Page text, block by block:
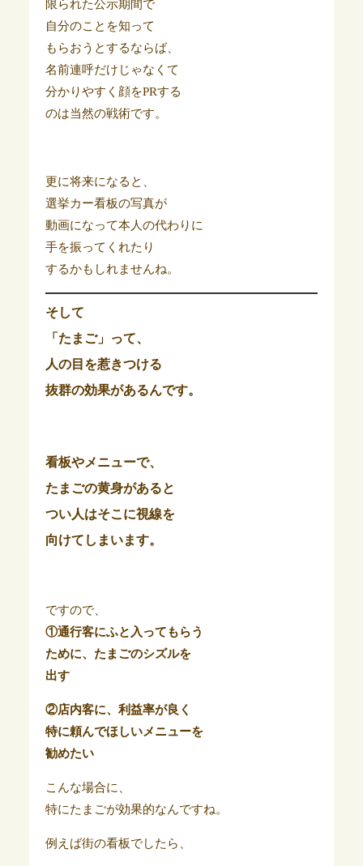
限られた公示期間で
自分のことを知って
もらおうとするならば、
名前連呼だけじゃなくて
分かりやすく顔をPRする
のは当然の戦術です。
更に将来になると、
選挙カー看板の写真が
動画になって本人の代わりに
手を振ってくれたり
するかもしれませんね。
そして
「たまご」って、
人の目を惹きつける
抜群の効果があるんです。
看板やメニューで、
たまごの黄身があると
つい人はそこに視線を
向けてしまいます。
ですので、
①通行客にふと入ってもらう
ために、たまごのシズルを
出す
②店内客に、利益率が良く
特に頼んでほしいメニューを
勧めたい
こんな場合に、
特にたまごが効果的なんですね。
例えば街の看板でしたら、